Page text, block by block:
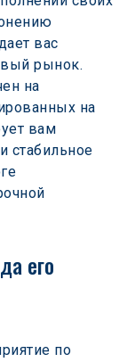
вас
рынок.
на
на
вам
стабильное
его
по